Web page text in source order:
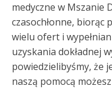
medyczne w Mszanie
czasochłonne, biorąc
wielu ofert i
uzyskania dokładnej
powiedzielibyśmy, że
naszą pomocą